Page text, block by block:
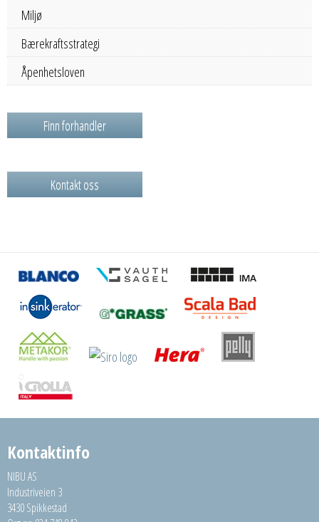
Miljø
Bærekraftsstrategi
Åpenhetsloven
Finn forhandler
Kontakt oss
Kontaktinfo
NIBU AS
Industriveien 3
3430 Spikkestad